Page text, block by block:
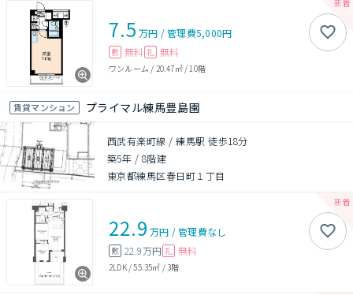
7.5 万円 /管理費5,000円
敷 無料 礼 無料
ワンルーム / 20.47㎡/ 10階
賃貸マンション プライマル練馬豊島園
西武有楽町線 / 練馬駅 徒歩18分
築5年 / 8階建
東京都練馬区春日町１丁目
22.9 万円 /管理費なし
敷 22.9万円 礼 無料
2LDK/55.35㎡ /3階